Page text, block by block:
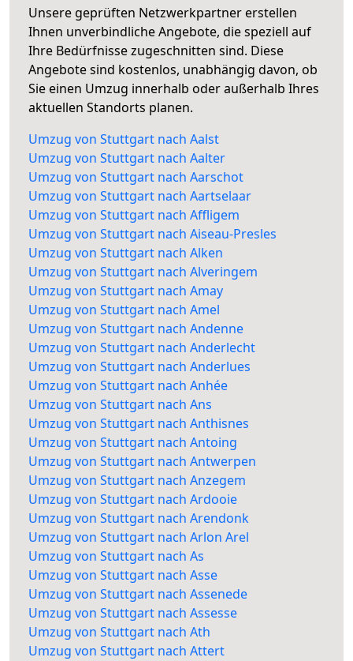
Unsere geprüften Netzwerkpartner erstellen
Ihnen unverbindliche Angebote, die speziell auf
Ihre Bedürfnisse zugeschnitten sind. Diese
Angebote sind kostenlos, unabhängig davon, ob
Sie einen Umzug innerhalb oder außerhalb Ihres
aktuellen Standorts planen.
Umzug von Stuttgart nach Aalst
Umzug von Stuttgart nach Aalter
Umzug von Stuttgart nach Aarschot
Umzug von Stuttgart nach Aartselaar
Umzug von Stuttgart nach Affligem
Umzug von Stuttgart nach Aiseau-Presles
Umzug von Stuttgart nach Alken
Umzug von Stuttgart nach Alveringem
Umzug von Stuttgart nach Amay
Umzug von Stuttgart nach Amel
Umzug von Stuttgart nach Andenne
Umzug von Stuttgart nach Anderlecht
Umzug von Stuttgart nach Anderlues
Umzug von Stuttgart nach Anhée
Umzug von Stuttgart nach Ans
Umzug von Stuttgart nach Anthisnes
Umzug von Stuttgart nach Antoing
Umzug von Stuttgart nach Antwerpen
Umzug von Stuttgart nach Anzegem
Umzug von Stuttgart nach Ardooie
Umzug von Stuttgart nach Arendonk
Umzug von Stuttgart nach Arlon Arel
Umzug von Stuttgart nach As
Umzug von Stuttgart nach Asse
Umzug von Stuttgart nach Assenede
Umzug von Stuttgart nach Assesse
Umzug von Stuttgart nach Ath
Umzug von Stuttgart nach Attert